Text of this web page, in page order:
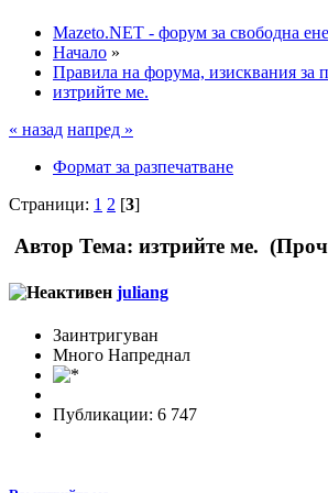
Mazeto.NET - форум за свободна
Начало »
Правила на форума, изисквания за
изтрийте ме.
« назад напред »
Формат за разпечатване
Страници: 1 2 [3]
Автор Тема: изтрийте ме.
juliang
Заинтригуван
Много Напреднал
Публикации: 6 747